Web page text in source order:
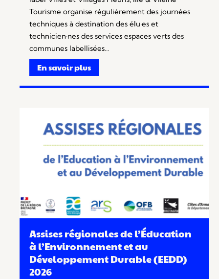
Tourisme organise régulièrement des journées
techniques à destination des élu·es et
technicien·nes des services espaces verts des
communes labellisées…
En savoir plus
Assises régionales de l’Éducation
à l’Environnement et au
Développement Durable (EEDD)
2026